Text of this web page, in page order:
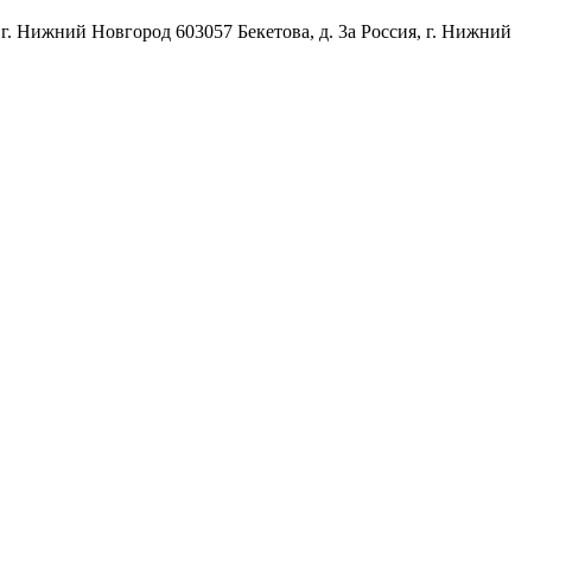
г. Нижний Новгород 603057 Бекетова, д. 3а Россия, г. Нижний